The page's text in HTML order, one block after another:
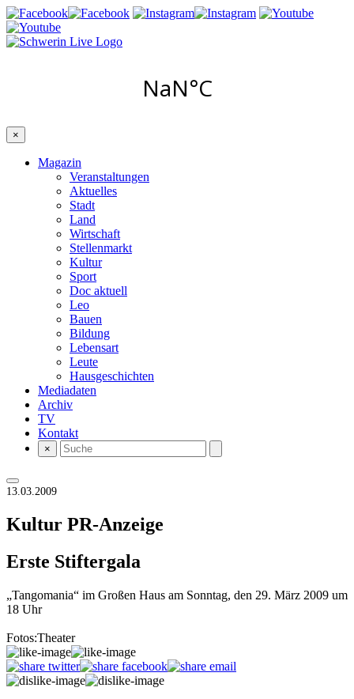
×
Magazin
Veranstaltungen
Aktuelles
Stadt
Land
Wirtschaft
Stellenmarkt
Kultur
Sport
Doc aktuell
Leo
Bauen
Bildung
Lebensart
Leute
Hausgeschichten
Mediadaten
Archiv
TV
Kontakt
×
13.03.2009
Kultur PR-Anzeige
Erste Stiftergala
„Tangomania“ im Großen Haus am Sonntag, den 29. März 2009 um
18 Uhr
Fotos:Theater